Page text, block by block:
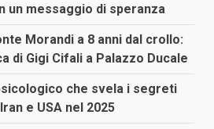
un messaggio di speranza
Morandi a 8 anni dal crollo:
di Gigi Cifali a Palazzo Ducale
che svela i segreti
e USA nel 2025